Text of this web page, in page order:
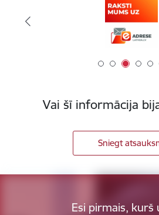
Vai šī informācija
Sniegt
Esi pirmais, kurš